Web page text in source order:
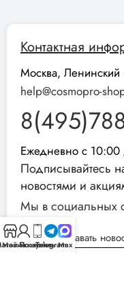
Контактная
Москва, Ленинский
help@cosmopro-
Ежедневно с
Подписывайтесь
новостями и
Мы в социальных
Узнавать
Мой аккаунт
Позвонить
Telegram
Max